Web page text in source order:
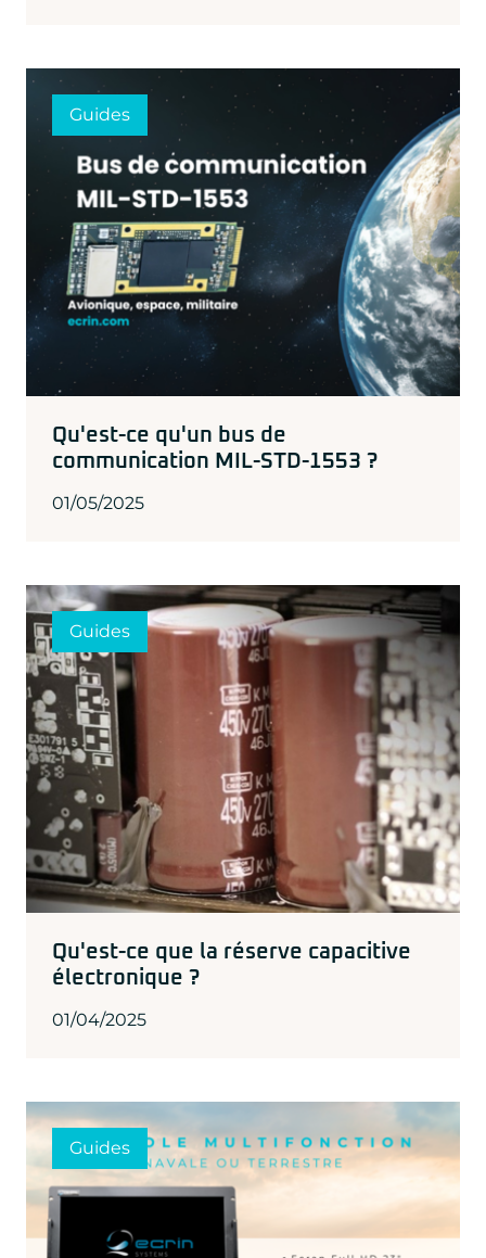
Guides
Qu'est-ce qu'un bus de
communication MIL-STD-1553 ?
01/05/2025
Guides
Qu'est-ce que la réserve capacitive
électronique ?
01/04/2025
Guides